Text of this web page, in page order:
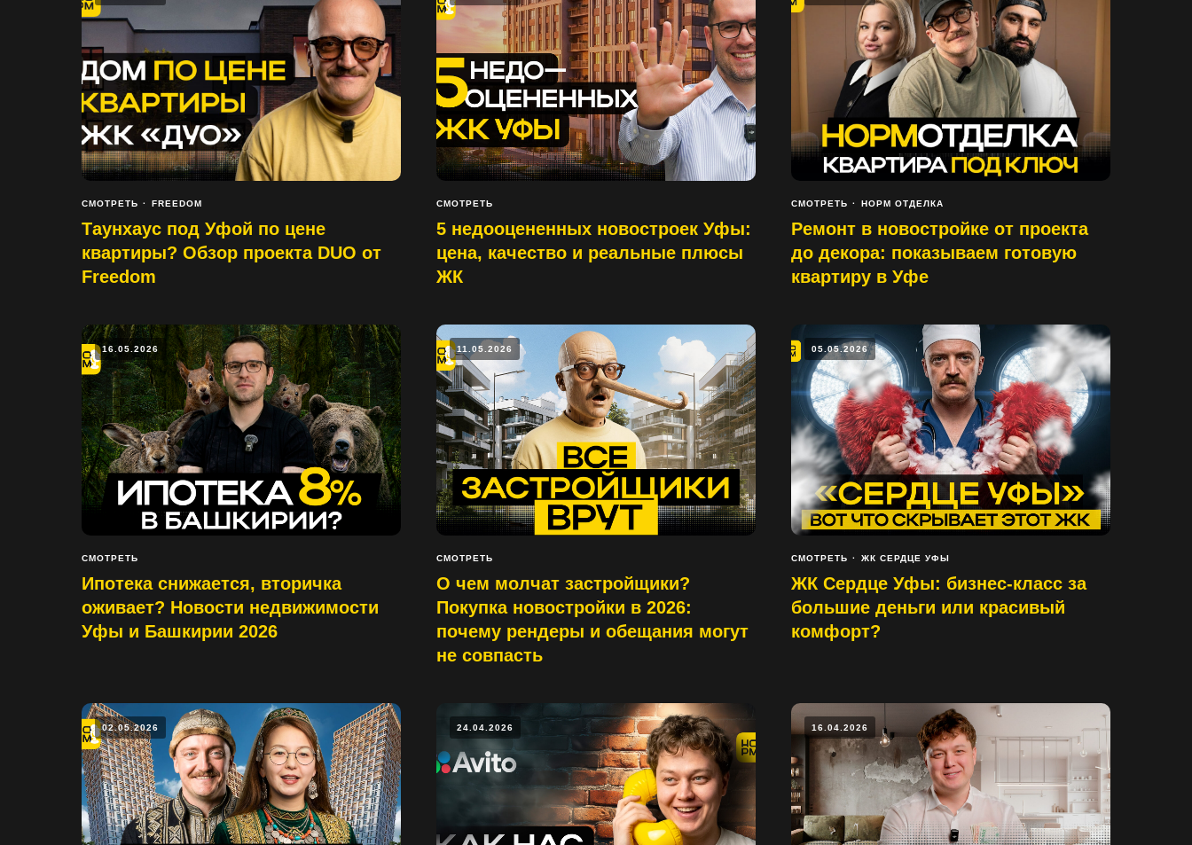
СМОТРЕТЬ FREEDOM
Таунхаус под Уфой по цене
квартиры? Обзор проекта DUO от
Freedom
СМОТРЕТЬ
5 недооцененных новостроек Уфы:
цена, качество и реальные плюсы
ЖК
СМОТРЕТЬ НОРМ ОТДЕЛКА
Ремонт в новостройке от проекта
до декора: показываем готовую
квартиру в Уфе
16.05.2026
СМОТРЕТЬ
Ипотека снижается, вторичка
оживает? Новости недвижимости
Уфы и Башкирии 2026
11.05.2026
СМОТРЕТЬ
О чем молчат застройщики?
Покупка новостройки в 2026:
почему рендеры и обещания могут
не совпасть
05.05.2026
СМОТРЕТЬ ЖК СЕРДЦЕ УФЫ
ЖК Сердце Уфы: бизнес-класс за
большие деньги или красивый
комфорт?
02.05.2026 24.04.2026 16.04.2026